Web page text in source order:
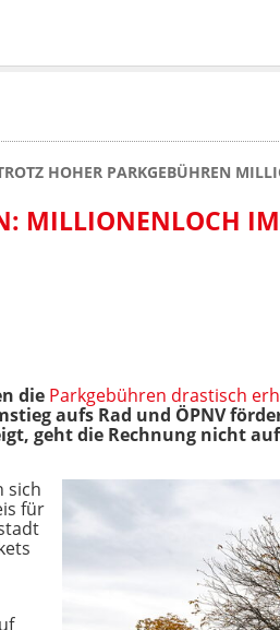
HOHER PARKGEBÜHREN
MILLIONENLOCH
die Parkgebühren drastisch
aufs Rad und ÖPNV
geht die Rechnung nicht
sich
für